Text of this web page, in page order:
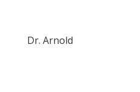
Dr. Arnold